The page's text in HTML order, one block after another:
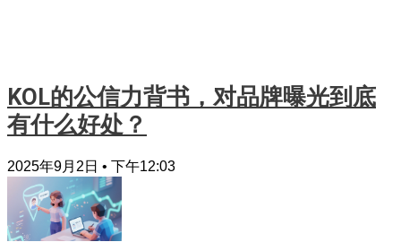
KOL的公信力背书，对品牌曝光到底
有什么好处？
2025年9月2日 下午12:03